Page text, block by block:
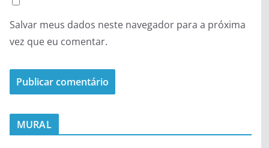
Salvar meus dados neste navegador para a próxima
vez que eu comentar.
MURAL